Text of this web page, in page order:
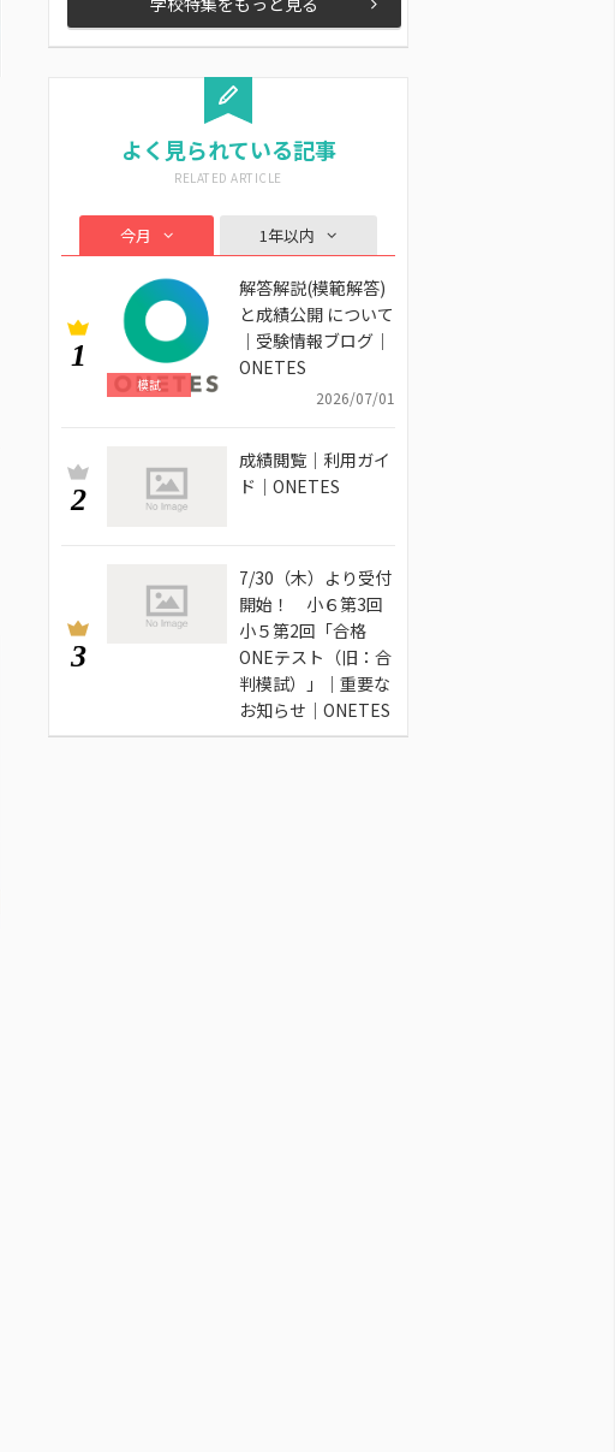
よく見られている記事
今月 1年以内
1
模試
解答解説(模範解答)
と成績公開 について
｜受験情報ブログ｜
ONETES
2026/07/01
2
成績閲覧｜利用ガイ
ド｜ONETES
3
7/30（木）より受付
開始！ 小６第3回
小５第2回「合格
ONEテスト（旧：合
判模試）」｜重要な
お知らせ｜ONETES